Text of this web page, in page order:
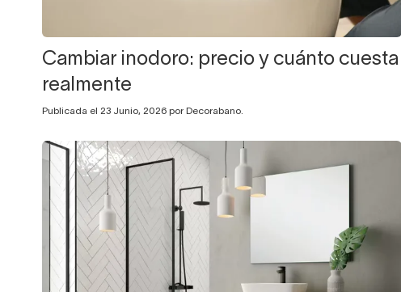
Cambiar inodoro: precio y cuánto cuesta
realmente
Publicada el 23 Junio, 2026 por Decorabano.